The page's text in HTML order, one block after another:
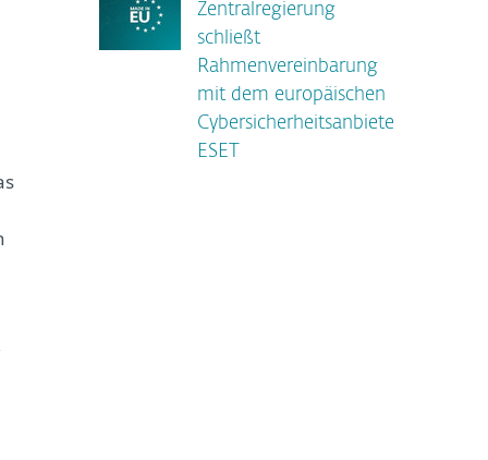
Zentralregierung
schließt
Rahmenvereinbarung
mit dem europäischen
Cybersicherheitsanbieter
ESET